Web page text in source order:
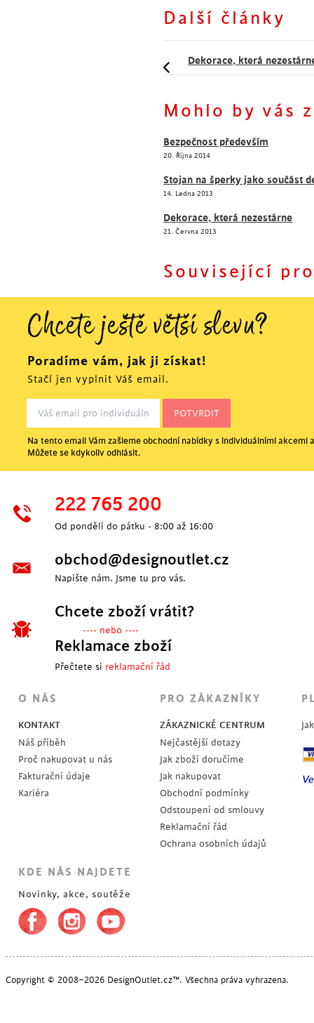
Další články
Dekorace, která
Dekorace, která
Mohlo by vás
Bezpečnost především
20. Října 2014
Stojan na šperky jako součást
14. Ledna 2013
Dekorace, která nezestárne
21. Června 2013
Související
Chcete ještě větší slevu?
Poradíme vám, jak ji získat!
Stačí jen vyplnit Váš email.
Na tento email Vám zašleme obchodní nabídky s individuálními akcemi
Můžete se kdykoliv odhlásit.
222 765 200
Od pondělí do pátku - 8:00 až 16:00
obchod@designoutlet.cz
Napište nám. Jsme tu pro vás.
Chcete zboží vrátit?
---- nebo ----
Reklamace zboží
Přečtete si reklamační řád
O NÁS
KONTAKT
Náš příběh
Proč nakupovat u nás
Fakturační údaje
Kariéra
PRO ZÁKAZNÍKY
ZÁKAZNICKÉ CENTRUM
Nejčastější dotazy
Jak zboží doručíme
Jak nakupovat
Obchodní podmínky
Odstoupení od smlouvy
Reklamační řád
Ochrana osobních údajů
KDE NÁS NAJDETE
Novinky, akce, soutěže
Copyright © 2008–2026 DesignOutlet.cz™. Všechna práva vyhrazena.